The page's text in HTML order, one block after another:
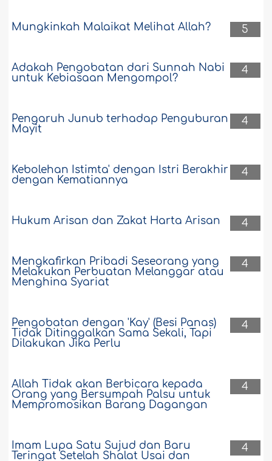
5
Mungkinkah Malaikat Melihat Allah?
4
Adakah Pengobatan dari Sunnah Nabi
untuk Kebiasaan Mengompol?
4
Pengaruh Junub terhadap Penguburan
Mayit
4
Kebolehan Istimta' dengan Istri Berakhir
dengan Kematiannya
4
Hukum Arisan dan Zakat Harta Arisan
4
Mengkafirkan Pribadi Seseorang yang
Melakukan Perbuatan Melanggar atau
Menghina Syariat
4
Pengobatan dengan 'Kay' (Besi Panas)
Tidak Ditinggalkan Sama Sekali, Tapi
Dilakukan Jika Perlu
4
Allah Tidak akan Berbicara kepada
Orang yang Bersumpah Palsu untuk
Mempromosikan Barang Dagangan
4
Imam Lupa Satu Sujud dan Baru
Teringat Setelah Shalat Usai dan